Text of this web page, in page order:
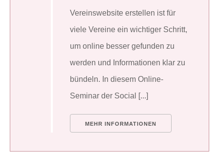
Vereinswebsite erstellen ist für
viele Vereine ein wichtiger Schritt,
um online besser gefunden zu
werden und Informationen klar zu
bündeln. In diesem Online-
Seminar der Social [...]
MEHR INFORMATIONEN